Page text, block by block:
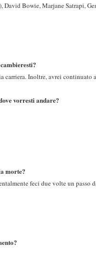
David Bowie, Marjane Satrapi,
carriera. Inoltre, avrei continuato
vorresti andare?
morte?
feci due volte un passo